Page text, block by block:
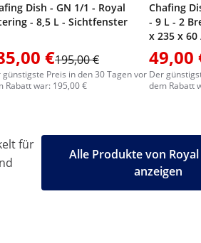
Dish - GN 1/1 - Royal
- 8,5 L - Sichtfenster
€195,00 €
günstigste Preis in den 30 Tagen vor
Rabatt war: 195,00 €
Chafing
- 9 L - 2
x 235 x 60
Royal
49,00
Der
dem Rabatt
für
Alle Produkte von
anzeigen